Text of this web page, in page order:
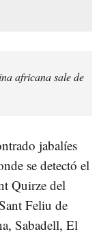
africana sale de
jabalíes
se detectó el
Quirze del
Feliu de
Sabadell, El